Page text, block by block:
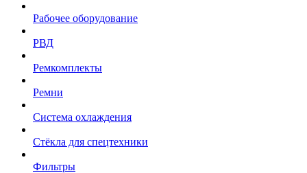
Рабочее оборудование
РВД
Ремкомплекты
Ремни
Система охлаждения
Стёкла для спецтехники
Фильтры